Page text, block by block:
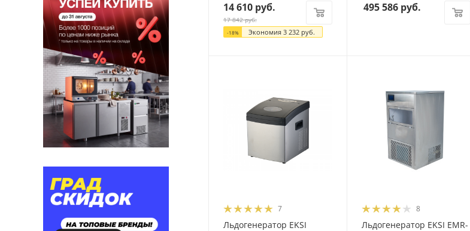
14 610 руб.
17 842руб.
-18% Экономия 3 232 руб.
495 586руб.
7
Льдогенератор EKSI
8
Льдогенератор EKSI EMR-